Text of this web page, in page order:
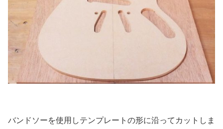
バンドソーを使用しテンプレートの形に沿ってカットしま